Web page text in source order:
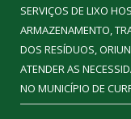
SERVIÇOS DE LIXO
ARMAZENAMENTO,
DOS RESÍDUOS,
ATENDER AS
NO MUNICÍPIO DE